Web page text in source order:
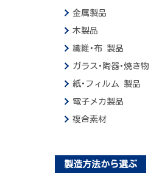
金属製品
木製品
繊維･布 製品
ガラス･陶器･焼き物
紙･フィルム 製品
電子メカ製品
複合素材
製造方法から選ぶ